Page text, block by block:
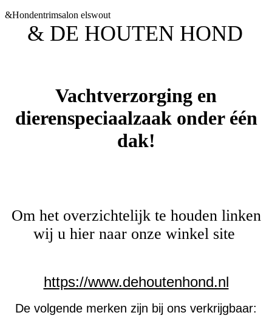
&Hondentrimsalon elswout
& DE HOUTEN HOND
Vachtverzorging en
dierenspeciaalzaak onder één
dak!
Om het overzichtelijk te houden linken
wij u hiernaar onze winkel site
https://www.dehoutenhond.nl
De volgende merken zijn bij ons verkrijgbaar: